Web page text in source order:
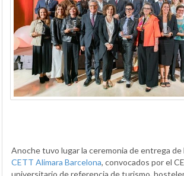
Anoche tuvo lugar la ceremonia de entrega de
CETT Alimara Barcelona, convocados por el
universitario de referencia de turismo,